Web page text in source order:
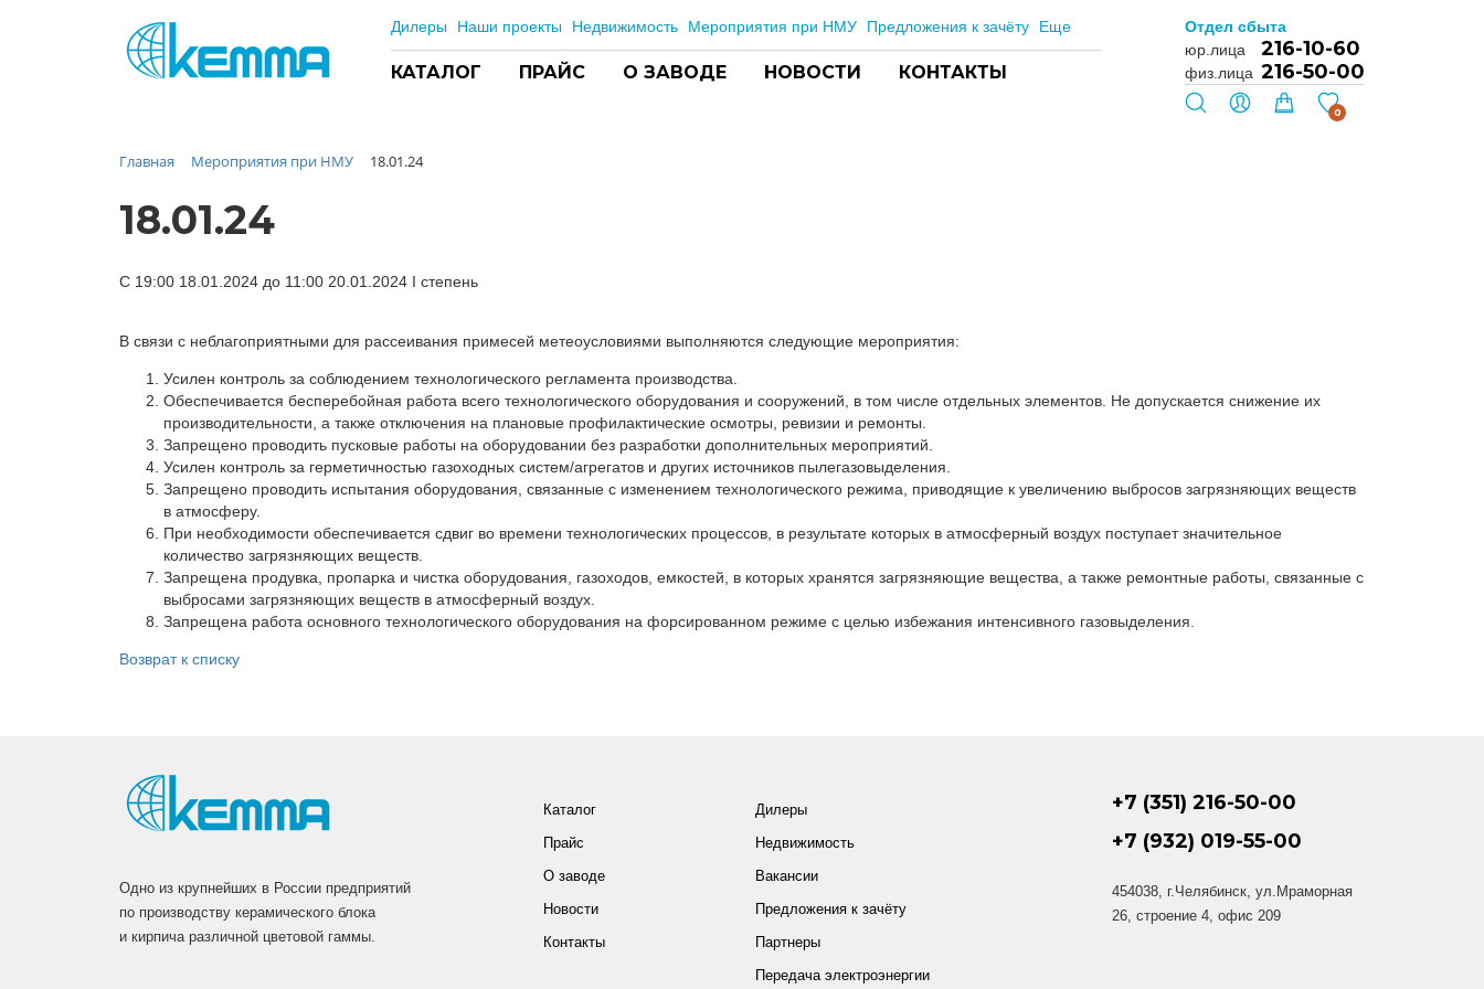
Дилеры Наши проекты Недвижимость Мероприятия при НМУ Предложения к зачёту Еще
КАТАЛОГ ПРАЙС О ЗАВОДЕ НОВОСТИ КОНТАКТЫ
Отдел сбыта
юр.лица
216-10-60
физ.лица 216-50-00
0
Каталог
О заводе
Контакты
Дилеры
Недвижимость
Мероприятия при НМУ
Предложения к зачёту
Подбор
Вакансии
Сертификаты
Партнеры
Личный кабинет
Корзина
Главная Мероприятия при НМУ 18.01.24
18.01.24
С 19:00 18.01.2024 до 11:00 20.01.2024 I степень
В связи с неблагоприятными для рассеивания примесей метеоусловиями выполняются следующие мероприятия:
Усилен контроль за соблюдением технологического регламента производства.
Обеспечивается бесперебойная работа всего технологического оборудования и сооружений, в том числе отдельных элементов. Не допускается снижение их
производительности, а также отключения на плановые профилактические осмотры, ревизии и ремонты.
Запрещено проводить пусковые работы на оборудовании без разработки дополнительных мероприятий.
Усилен контроль за герметичностью газоходных систем/агрегатов и других источников пылегазовыделения.
Запрещено проводить испытания оборудования, связанные с изменением технологического режима, приводящие к увеличению выбросов загрязняющих веществ
в атмосферу.
При необходимости обеспечивается сдвиг во времени технологических процессов, в результате которых в атмосферный воздух поступает значительное
количество загрязняющих веществ.
Запрещена продувка, пропарка и чистка оборудования, газоходов, емкостей, в которых хранятся загрязняющие вещества, а также ремонтные работы, связанные с
выбросами загрязняющих веществ в атмосферный воздух.
Запрещена работа основного технологического оборудования на форсированном режиме с целью избежания интенсивного газовыделения.
Возврат к списку
Одно из крупнейших в России предприятий
по производству керамического блока
и кирпича различной цветовой гаммы.
Каталог
Прайс
О заводе
Новости
Контакты
Дилеры
Недвижимость
Вакансии
Предложения к зачёту
Партнеры
Передача электроэнергии
+7 (351) 216-50-00
+7 (932) 019-55-00
454038, г.Челябинск, ул.Мраморная
26, строение 4, офис 209